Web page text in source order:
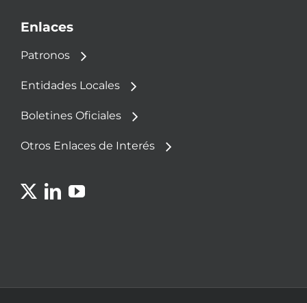
Enlaces
Patronos
Entidades Locales
Boletines Oficiales
Otros Enlaces de Interés